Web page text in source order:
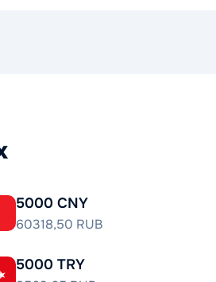
5000 CNY
60318,50 RUB
5000 TRY